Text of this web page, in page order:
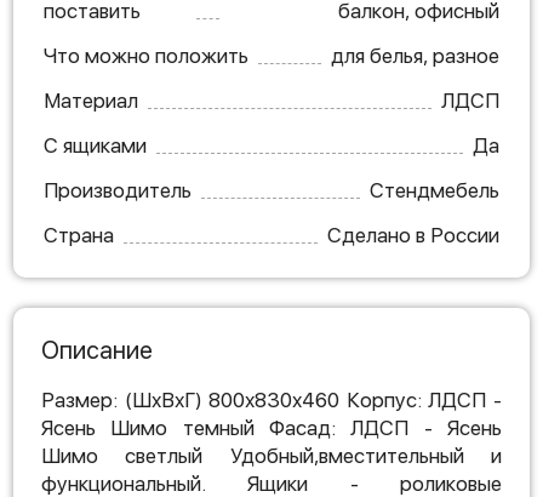
поставить
балкон, офисный
Что можно положить
для белья, разное
Материал
ЛДСП
С ящиками
Да
Производитель
Стендмебель
Страна
Сделано в России
Описание
Размер: (ШхВхГ) 800х830х460 Корпус: ЛДСП -
Ясень Шимо темный Фасад: ЛДСП - Ясень
Шимо светлый Удобный,вместительный и
функциональный. Ящики - роликовые